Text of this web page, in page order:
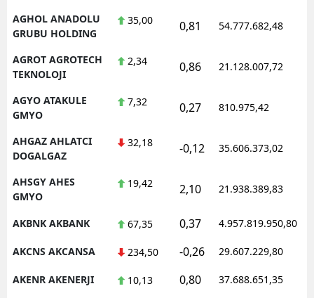
AGHOL ANADOLU
GRUBU HOLDING
35,00 0,81 54.777.682,48
AGROT AGROTECH
TEKNOLOJI
2,34 0,86 21.128.007,72
AGYO ATAKULE
GMYO
7,32 0,27 810.975,42
AHGAZ AHLATCI
DOGALGAZ
32,18 -0,12 35.606.373,02
AHSGY AHES
GMYO
19,42 2,10 21.938.389,83
AKBNK AKBANK 67,35 0,37 4.957.819.950,80
AKCNS AKCANSA 234,50 -0,26 29.607.229,80
AKENR AKENERJI 10,13 0,80 37.688.651,35